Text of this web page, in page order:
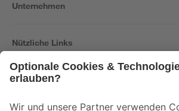
Unternehmen
Nützliche Links
Der toom Newsletter: Keine Angebote und Aktionen